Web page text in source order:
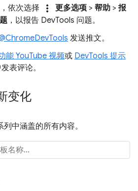
依次选择
more_vert 更多选项 > 帮助 > 报
，以报告 DevTools 问题。
发送推文。
能 YouTube 视频或 DevTools 提示
表评论。
变化
列中涵盖的所有内容。